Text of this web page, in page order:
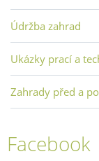
Údržba zahrad
Ukázky prací a
Zahrady před a po
Facebook